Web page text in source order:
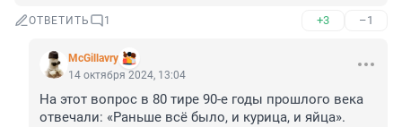
ОТВЕТИТЬ 1 +3 –1
McGillavry
14 октября 2024, 13:04
На этот вопрос в 80 тире 90-е годы прошлого века
отвечали: «Раньше всё было, и курица, и яйца».